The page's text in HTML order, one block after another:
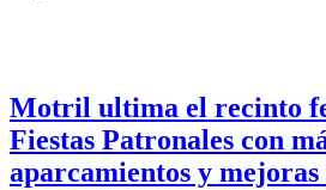
Motril ultima el recinto
Fiestas Patronales con
aparcamientos y mejoras